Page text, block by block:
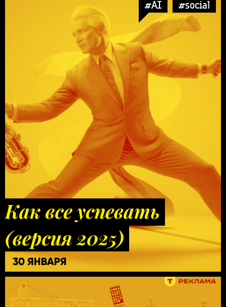
#AI #social
Как все успевать
(версия 2025)
30 ЯНВАРЯ